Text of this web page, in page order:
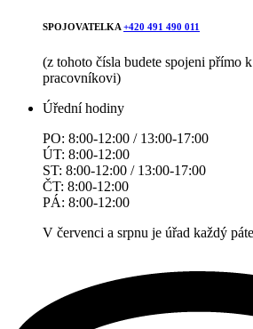
SPOJOVATELKA +420 491 490 011
(z tohoto čísla budete spojeni přímo
pracovníkovi)
Úřední hodiny
PO: 8:00-12:00 / 13:00-17:00
ÚT: 8:00-12:00
ST: 8:00-12:00 / 13:00-17:00
ČT: 8:00-12:00
PÁ: 8:00-12:00
V červenci a srpnu je úřad každý